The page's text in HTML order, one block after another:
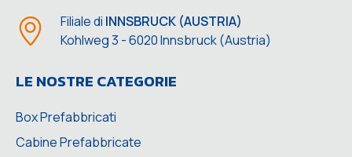
Filiale di INNSBRUCK (AUSTRIA)
Kohlweg 3 - 6020 Innsbruck (Austria)
LE NOSTRE CATEGORIE
Box Prefabbricati
Cabine Prefabbricate